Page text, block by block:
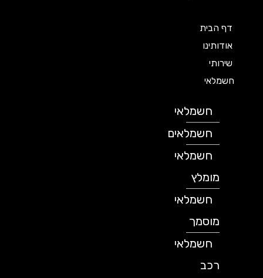
דף הבית
אודותינו
שירותי
חשמלאי
חשמלאי
חשמלאים
חשמלאי
מומלץ
חשמלאי
מוסמך
חשמלאי